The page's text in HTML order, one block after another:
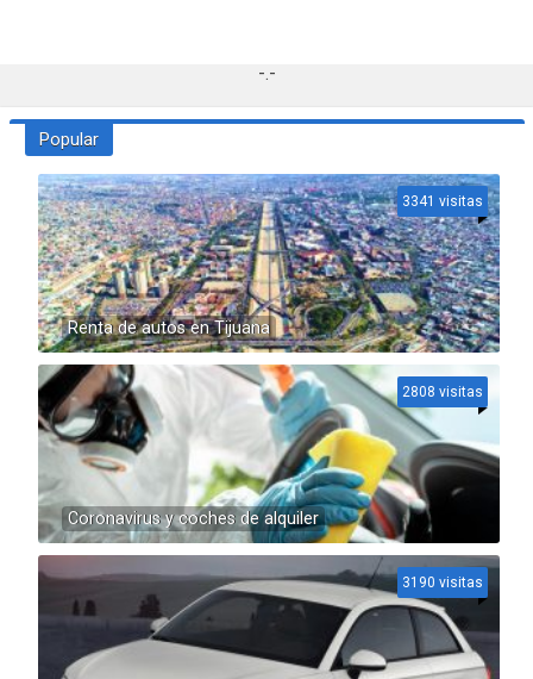
-.-
Popular
Renta de autos en Tijuana
3341 visitas
Coronavirus y coches de alquiler
2808 visitas
3190 visitas